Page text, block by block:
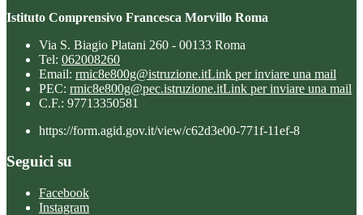
Istituto Comprensivo Francesca Morvillo Roma
Via S. Biagio Platani 260 - 00133 Roma
Tel: 062008260
Email: rmic8e800g@istruzione.itLink per inviare una mail
PEC: rmic8e800g@pec.istruzione.itLink per inviare una mail
C.F.: 97713350581
https://form.agid.gov.it/view/c62d3e00-771f-11ef-8
Seguici su
Facebook
Instagram